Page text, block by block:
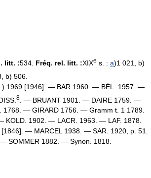
litt. :534. Fréq. rel. litt. :XIXe s. : a)1 021, b)
b) 506.
1969 [1946]. — BAR 1960. — BÉL. 1957. —
8
. — BRUANT 1901. — DAIRE 1759. —
1768. — GIRARD 1756. — Gramm t. 1 1789.
KOLD. 1902. — LACR. 1963. — LAF. 1878.
— MARCEL 1938. — SAR. 1920, p. 51.
SOMMER 1882. — Synon. 1818.